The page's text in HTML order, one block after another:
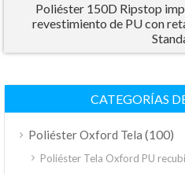
Poliéster 150D Ripstop
revestimiento de PU con
CATEGORÍAS
Poliéster Oxford Tela (100)
Poliéster Tela Oxford PU